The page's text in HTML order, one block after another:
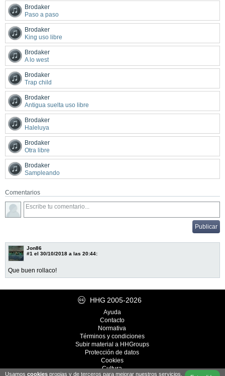
Brodaker
Paso a paso
Brodaker
King uso libre
Brodaker
A lo west
Brodaker
Trap child
Brodaker
Antigua suelta uso libre
Brodaker
Haleluya
Brodaker
Otra libre
Brodaker
Sampleando
Comentarios
Jon86
#1 el 30/10/2018 a las 20:44:
Que buen rollaco!
HHG 2005-2026
Ayuda
Contacto
Normativa
Términos y condiciones
Subir material a HHGroups
Protección de datos
Cookies
Cultura
Usamos cookies propias y de terceros para mejorar nuestros servicios.